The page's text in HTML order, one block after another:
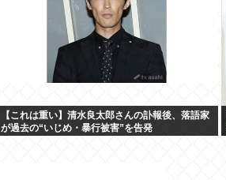
【これは重い】清水良太郎さんの訃報後、落語家
が過去の“いじめ・暴行被害”を告発